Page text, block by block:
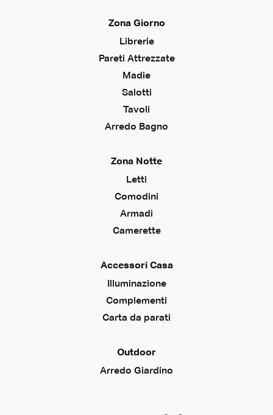
Zona Giorno
Librerie
Pareti Attrezzate
Madie
Salotti
Tavoli
Arredo Bagno
Zona Notte
Letti
Comodini
Armadi
Camerette
Accessori Casa
Illuminazione
Complementi
Carta da parati
Outdoor
Arredo Giardino